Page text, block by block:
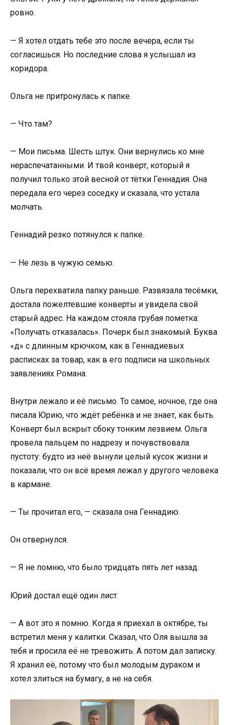
ровно.
— Я хотел отдать тебе это после вечера, если ты
согласишься. Но последние слова я услышал из
коридора.
Ольга не притронулась к папке.
— Что там?
— Мои письма. Шесть штук. Они вернулись ко мне
нераспечатанными. И твой конверт, который я
получил только этой весной от тётки Геннадия. Она
передала его через соседку и сказала, что устала
молчать.
Геннадий резко потянулся к папке.
— Не лезь в чужую семью.
Ольга перехватила папку раньше. Развязала тесёмки,
достала пожелтевшие конверты и увидела свой
старый адрес. На каждом стояла грубая пометка:
«Получать отказалась». Почерк был знакомый. Буква
«д» с длинным крючком, как в Геннадиевых
расписках за товар, как в его подписи на школьных
заявлениях Романа.
Внутри лежало и её письмо. То самое, ночное, где она
писала Юрию, что ждёт ребёнка и не знает, как быть.
Конверт был вскрыт сбоку тонким лезвием. Ольга
провела пальцем по надрезу и почувствовала
пустоту: будто из неё вынули целый кусок жизни и
показали, что он всё время лежал у другого человека
в кармане.
— Ты прочитал его, — сказала она Геннадию.
Он отвернулся.
— Я не помню, что было тридцать пять лет назад.
Юрий достал ещё один лист.
— А вот это я помню. Когда я приехал в октябре, ты
встретил меня у калитки. Сказал, что Оля вышла за
тебя и просила её не тревожить. А потом дал записку.
Я хранил её, потому что был молодым дураком и
хотел злиться на бумагу, а не на себя.